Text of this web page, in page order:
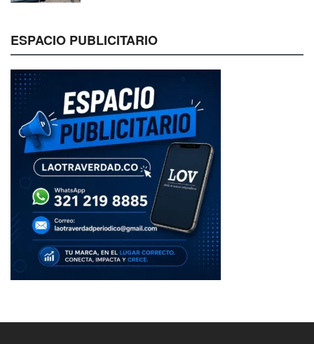
ESPACIO PUBLICITARIO